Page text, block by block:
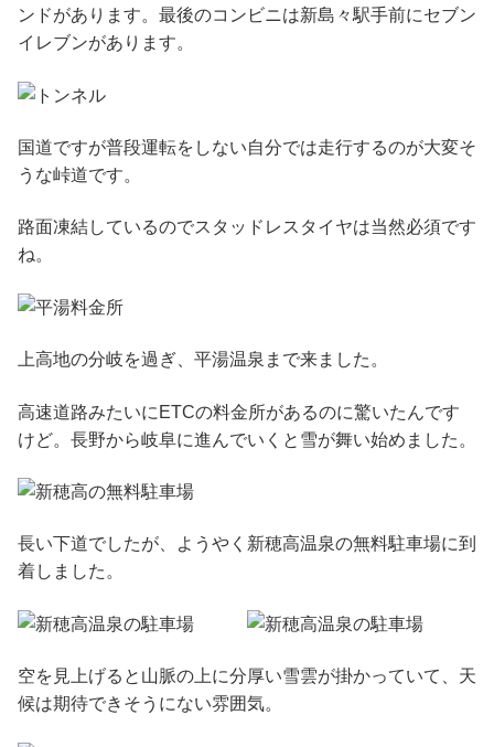
ンドがあります。最後のコンビニは新島々駅手前にセブン
イレブンがあります。
国道ですが普段運転をしない自分では走行するのが大変そ
うな峠道です。
路面凍結しているのでスタッドレスタイヤは当然必須です
ね。
上高地の分岐を過ぎ、平湯温泉まで来ました。
高速道路みたいにETCの料金所があるのに驚いたんです
けど。長野から岐阜に進んでいくと雪が舞い始めました。
長い下道でしたが、ようやく新穂高温泉の無料駐車場に到
着しました。
空を見上げると山脈の上に分厚い雪雲が掛かっていて、天
候は期待できそうにない雰囲気。